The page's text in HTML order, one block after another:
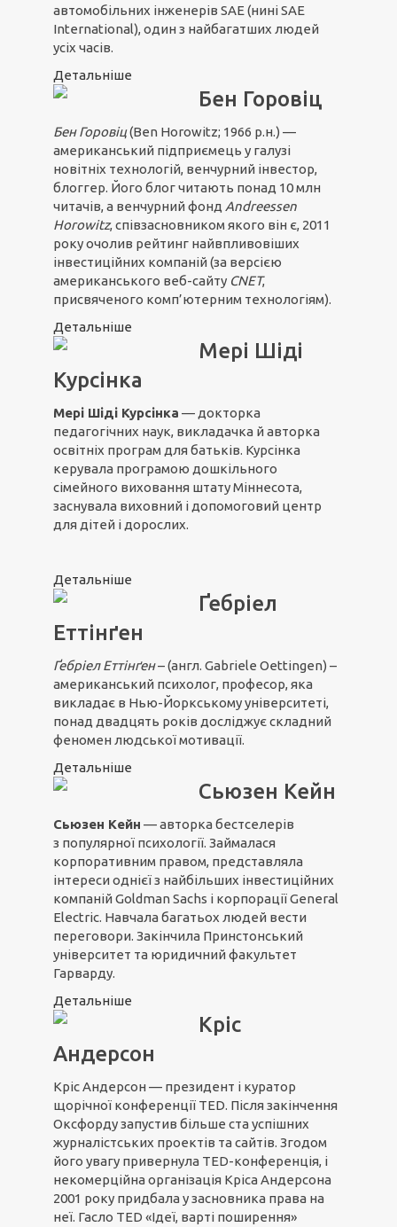
автомобільних інженерів SAE (нині SAE
International), один з найбагатших людей
усіх часів.
Детальніше
Бен Горовіц
Бен Горовіц(Ben Horowitz; 1966 р.н.) —
американський підприємець у галузі
новітніх технологій, венчурний інвестор,
блоггер. Його блог читають понад 10 млн
читачів, а венчурний фонд Andreessen
Horowitz, співзасновником якого він є, 2011
року очолив рейтинг найвпливовіших
інвестиційних компаній (за версією
американського веб-сайту CNET,
присвяченого комп’ютерним технологіям).
Детальніше
Мері Шіді
Курсінка
Мері Шіді Курсінка — докторка
педагогічних наук, викладачка й авторка
освітніх програм для батьків. Курсінка
керувала програмою дошкільного
сімейного виховання штату Міннесота,
заснувала виховний і допомоговий центр
для дітей і дорослих.
Детальніше
Ґебріел
Еттінґен
Ґебріел Еттінґен– (англ. Gabriele Oettingen) –
американський психолог, професор, яка
викладає в Нью-Йоркському університеті,
понад двадцять років досліджує складний
феномен людської мотивації.
Детальніше
Сьюзен Кейн
Сьюзен Кейн — авторка бестселерів
з популярної психології. Займалася
корпоративним правом, представляла
інтереси однієї з найбільших інвестиційних
компаній Goldman Sachs і корпорації General
Electric. Навчала багатьох людей вести
переговори. Закінчила Принстонський
університет та юридичний факультет
Гарварду.
Детальніше
Кріс
Андерсон
Кріс Андерсон — президент і куратор
щорічної конференції TED. Після закінчення
Оксфорду запустив більше ста успішних
журналістських проектів та сайтів. Згодом
його увагу привернула TED-конференція, і
некомерційна організація Кріса Андерсона
2001 року придбала у засновника права на
неї. Гасло TED «Ідеї, варті поширення»